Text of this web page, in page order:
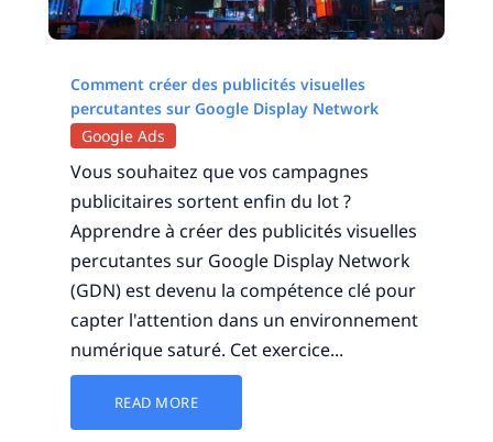
Comment créer des publicités visuelles
percutantes sur Google Display Network
Google Ads
Vous souhaitez que vos campagnes
publicitaires sortent enfin du lot ?
Apprendre à créer des publicités visuelles
percutantes sur Google Display Network
(GDN) est devenu la compétence clé pour
capter l'attention dans un environnement
numérique saturé. Cet exercice...
READ MORE